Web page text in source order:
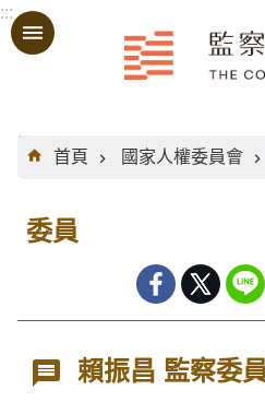
跳到主要內容區塊
:::
:::
首頁
國家人權委員會
委員
賴振昌 監察委員